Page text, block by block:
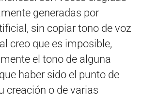
generadas por
sin copiar tono de voz
creo que es imposible,
el tono de alguna
haber sido el punto de
creación o de varias